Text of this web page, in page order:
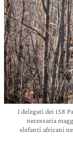
I delegati dei 158
necessaria
elefanti africani